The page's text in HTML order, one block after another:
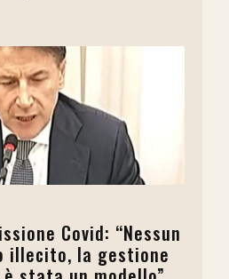
Covid: “Nessun
illecito, la gestione